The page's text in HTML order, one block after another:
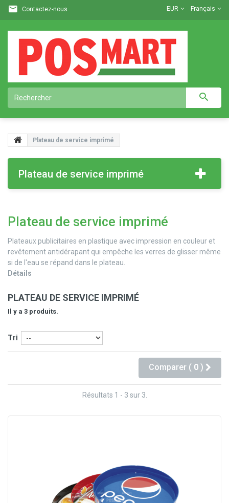
Français
EUR
Contactez-nous
Plateau de service imprimé
Plateau de service imprimé
Plateau de service imprimé
Plateaux publicitaires en plastique avec impression en couleur et
revêtement antidérapant qui empêche les verres de glisser même
si de l'eau se répand dans le plateau.
Détails
PLATEAU DE SERVICE IMPRIMÉ
Il y a 3 produits.
Tri
Comparer ( 0 )
Résultats 1 - 3 sur 3.